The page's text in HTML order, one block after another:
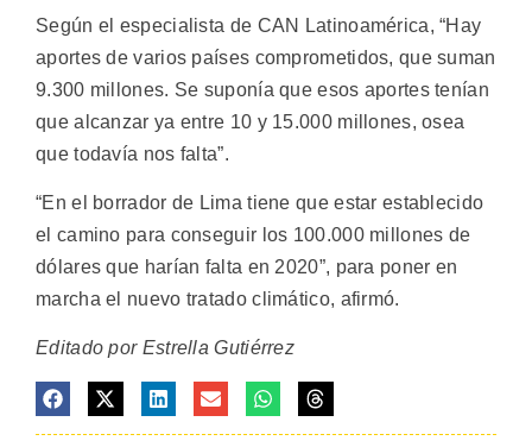
Según el especialista de CAN Latinoamérica, “Hay
aportes de varios países comprometidos, que suman
9.300 millones. Se suponía que esos aportes tenían
que alcanzar ya entre 10 y 15.000 millones, osea
que todavía nos falta”.
“En el borrador de Lima tiene que estar establecido
el camino para conseguir los 100.000 millones de
dólares que harían falta en 2020”, para poner en
marcha el nuevo tratado climático, afirmó.
Editado por Estrella Gutiérrez